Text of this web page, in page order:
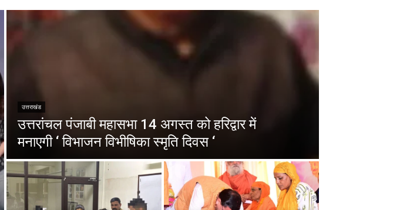
उत्तराखंड
उत्तरांचल पंजाबी महासभा 14 अगस्त को हरिद्वार में
मनाएगी ‘ विभाजन विभीषिका स्मृति दिवस ‘